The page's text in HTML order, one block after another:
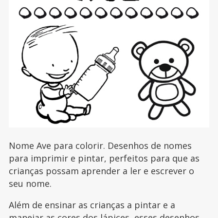
Nome Ave para colorir. Desenhos de nomes
para imprimir e pintar, perfeitos para que as
crianças possam aprender a ler e escrever o
seu nome.
Além de ensinar as crianças a pintar e a